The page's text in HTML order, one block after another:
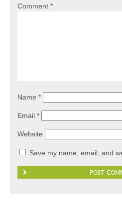
Comment *
Name *
Email *
Website
Save my name, email, and